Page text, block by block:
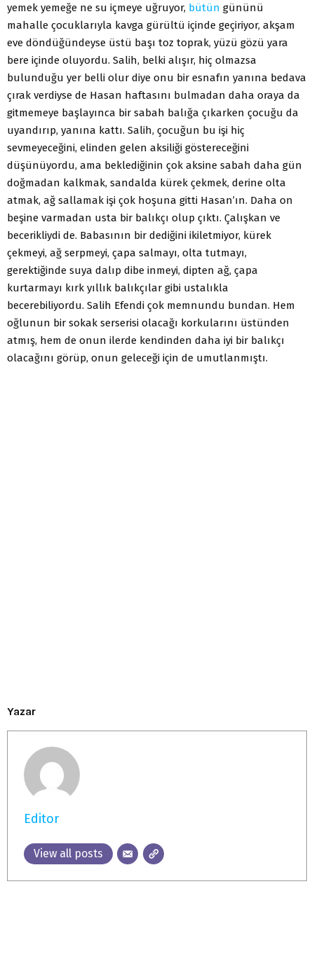
yemek yemeğe ne su içmeye uğruyor, bütün gününü
mahalle çocuklarıyla kavga gürültü içinde geçiriyor, akşam
eve döndüğündeyse üstü başı toz toprak, yüzü gözü yara
bere içinde oluyordu. Salih, belki alışır, hiç olmazsa
bulunduğu yer belli olur diye onu bir esnafın yanına bedava
çırak verdiyse de Hasan haftasını bulmadan daha oraya da
gitmemeye başlayınca bir sabah balığa çıkarken çocuğu da
uyandırıp, yanına kattı. Salih, çocuğun bu işi hiç
sevmeyeceğini, elinden gelen aksiliği göstereceğini
düşünüyordu, ama beklediğinin çok aksine sabah daha gün
doğmadan kalkmak, sandalda kürek çekmek, derine olta
atmak, ağ sallamak işi çok hoşuna gitti Hasan’ın. Daha on
beşine varmadan usta bir balıkçı olup çıktı. Çalışkan ve
becerikliydi de. Babasının bir dediğini ikiletmiyor, kürek
çekmeyi, ağ serpmeyi, çapa salmayı, olta tutmayı,
gerektiğinde suya dalıp dibe inmeyi, dipten ağ, çapa
kurtarmayı kırk yıllık balıkçılar gibi ustalıkla
becerebiliyordu. Salih Efendi çok memnundu bundan. Hem
oğlunun bir sokak serserisi olacağı korkularını üstünden
atmış, hem de onun ilerde kendinden daha iyi bir balıkçı
olacağını görüp, onun geleceği için de umutlanmıştı.
Yazar
Editor
View all posts